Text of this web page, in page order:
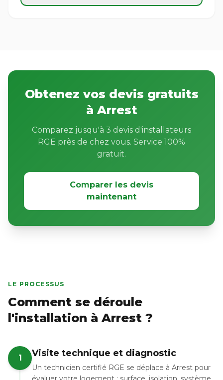
Obtenez vos devis gratuits
à Arrest
Comparez jusqu'à 3 devis d'installateurs
RGE près de chez vous. Service 100%
gratuit.
Comparer les devis
maintenant
LE PROCESSUS
Comment se déroule
l'installation à Arrest ?
1 Visite technique et diagnostic
Un technicien certifié RGE se déplace à Arrest pour